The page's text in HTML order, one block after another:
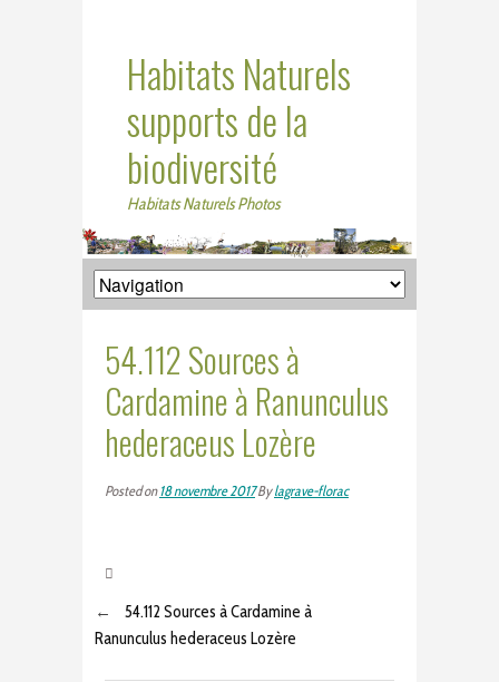
Habitats Naturels
supports de la
biodiversité
Habitats Naturels Photos
54.112 Sources à
Cardamine à Ranunculus
hederaceus Lozère
Posted on18 novembre 2017Bylagrave-florac
←
54.112 Sources à Cardamine à
Ranunculus hederaceus Lozère